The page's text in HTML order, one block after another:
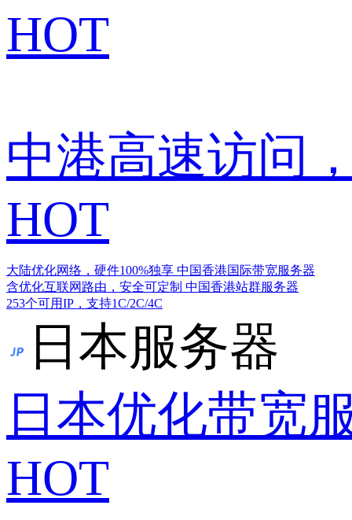
HOT
中港高速访问
HOT
大陆优化网络，硬件100%独享 中国香港国际带宽服务器
含优化互联网路由，安全可定制 中国香港站群服务器
253个可用IP，支持1C/2C/4C
日本服务器
日本优化带宽
HOT